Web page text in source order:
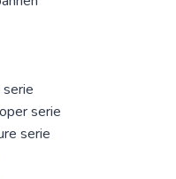
serie
serie
serie